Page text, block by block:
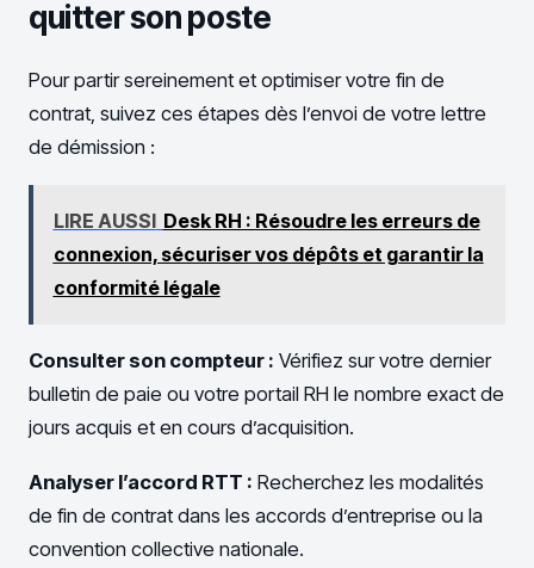
quitter son poste
Pour partir sereinement et optimiser votre fin de
contrat, suivez ces étapes dès l’envoi de votre lettre
de démission :
LIRE AUSSI Desk RH : Résoudre les erreurs de
connexion, sécuriser vos dépôts et garantir la
conformité légale
Consulter son compteur : Vérifiez sur votre dernier
bulletin de paie ou votre portail RH le nombre exact de
jours acquis et en cours d’acquisition.
Analyser l’accord RTT : Recherchez les modalités
de fin de contrat dans les accords d’entreprise ou la
convention collective nationale.